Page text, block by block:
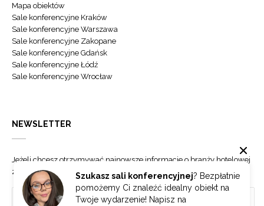
Szukasz sali konferencyjnej? Bezpłatnie
pomożemy Ci znaleźć idealny obiekt na
Twoje wydarzenie! Napisz na
Mapa obiektów
Sale konferencyjne Kraków
Sale konferencyjne Warszawa
Sale konferencyjne Zakopane
Sale konferencyjne Gdańsk
Sale konferencyjne Łódź
Sale konferencyjne Wrocław
NEWSLETTER
Jeżeli chcesz otrzymywać najnowsze informacje o branży hotelowej
zapisz się do naszego newslettera.